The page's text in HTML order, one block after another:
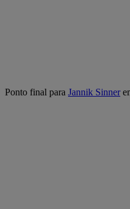
Ponto final para Jannik Sinner